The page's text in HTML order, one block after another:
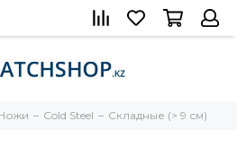
Cold Steel Cкладные (> 9 см)